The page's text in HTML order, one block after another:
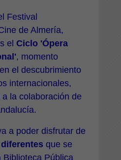
Festival
de Almería,
el Ciclo 'Ópera
, momento
el descubrimiento
internacionales,
la colaboración de
a poder disfrutar de
que se
Biblioteca Pública